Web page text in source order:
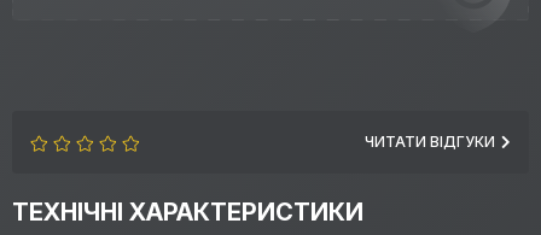
ЧИТАТИ ВІДГУКИ
ТЕХНІЧНІ ХАРАКТЕРИСТИКИ